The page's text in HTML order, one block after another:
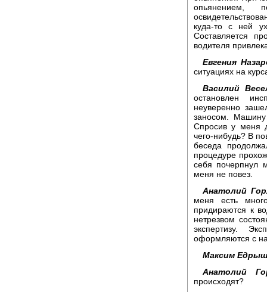
опьянением,
куда-то с ней
Составляется
водителя
Евгения
ситуациях на
Василий
остановлен
неуверенно
заносом. Машину
Спросив у меня
чего-нибудь? В
беседа
процедуре
себя почерпнул
меня не повез.
Анатолий
меня есть
придираются к
нетрезвом
экспертизу.
оформляются с
Максим
Анатолий
происходят?